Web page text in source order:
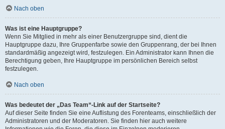
Nach oben
Was ist eine Hauptgruppe?
Wenn Sie Mitglied in mehr als einer Benutzergruppe sind, dient die
Hauptgruppe dazu, Ihre Gruppenfarbe sowie den Gruppenrang, der bei Ihnen
standardmäßig angezeigt wird, festzulegen. Ein Administrator kann Ihnen die
Berechtigung geben, Ihre Hauptgruppe im persönlichen Bereich selbst
festzulegen.
Nach oben
Was bedeutet der „Das Team“-Link auf der Startseite?
Auf dieser Seite finden Sie eine Auflistung des Forenteams, einschließlich der
Administratoren und der Moderatoren. Sie finden hier auch weitere